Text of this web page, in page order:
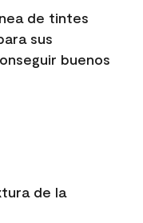
de tintes
sus
buenos
de la